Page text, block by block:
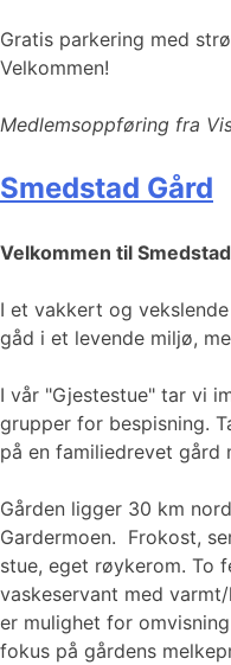
Gratis parkering med
Velkommen!
Medlemsoppføring fra
Smedstad Gård
Velkommen til
I et vakkert og
gåd i et levende miljø,
I vår "Gjestestue" tar vi
grupper for bespisning.
på en familiedrevet
Gården ligger 30 km
Gardermoen. Frokost,
stue, eget røykerom. To
vaskeservant med
er mulighet for
fokus på gårdens